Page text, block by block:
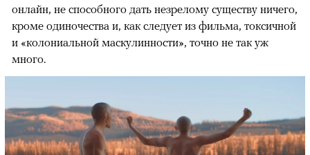
онлайн, не способного дать незрелому существу ничего,
кроме одиночества и, как следует из фильма, токсичной
и «колониальной маскулинности», точно не так уж
много.